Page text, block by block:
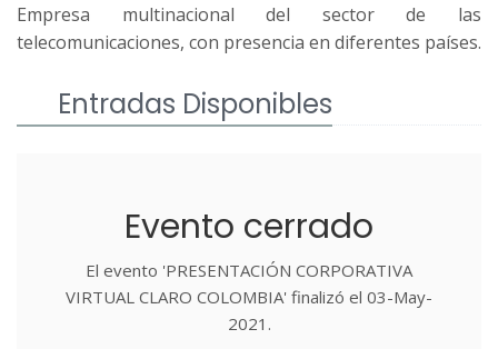
Empresa multinacional del sector de las
telecomunicaciones, con presencia en diferentes países.
Entradas Disponibles
Evento cerrado
El evento 'PRESENTACIÓN CORPORATIVA
VIRTUAL CLARO COLOMBIA' finalizó el 03-May-
2021.